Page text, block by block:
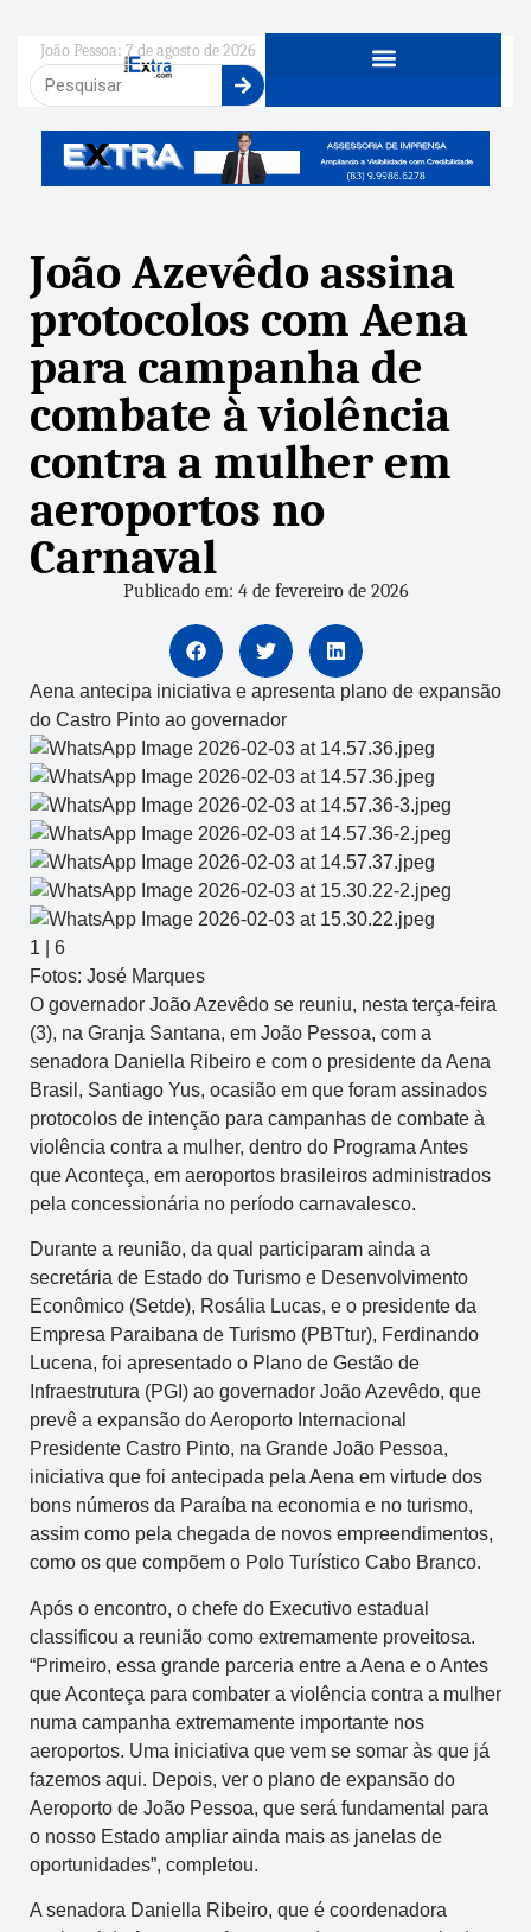
João Pessoa: 7 de agosto de 2026
João Azevêdo assina
protocolos com Aena
para campanha de
combate à violência
contra a mulher em
aeroportos no
Carnaval
Publicado em: 4 de fevereiro de 2026
Aena antecipa iniciativa e apresenta plano de expansão
do Castro Pinto ao governador
1
6
Fotos: José Marques
O governador João Azevêdo se reuniu, nesta terça-feira
(3), na Granja Santana, em João Pessoa, com a
senadora Daniella Ribeiro e com o presidente da Aena
Brasil, Santiago Yus, ocasião em que foram assinados
protocolos de intenção para campanhas de combate à
violência contra a mulher, dentro do Programa Antes
que Aconteça, em aeroportos brasileiros administrados
pela concessionária no período carnavalesco.
Durante a reunião, da qual participaram ainda a
secretária de Estado do Turismo e Desenvolvimento
Econômico (Setde), Rosália Lucas, e o presidente da
Empresa Paraibana de Turismo (PBTtur), Ferdinando
Lucena, foi apresentado o Plano de Gestão de
Infraestrutura (PGI) ao governador João Azevêdo, que
prevê a expansão do Aeroporto Internacional
Presidente Castro Pinto, na Grande João Pessoa,
iniciativa que foi antecipada pela Aena em virtude dos
bons números da Paraíba na economia e no turismo,
assim como pela chegada de novos empreendimentos,
como os que compõem o Polo Turístico Cabo Branco.
Após o encontro, o chefe do Executivo estadual
classificou a reunião como extremamente proveitosa.
“Primeiro, essa grande parceria entre a Aena e o Antes
que Aconteça para combater a violência contra a mulher
numa campanha extremamente importante nos
aeroportos. Uma iniciativa que vem se somar às que já
fazemos aqui. Depois, ver o plano de expansão do
Aeroporto de João Pessoa, que será fundamental para
o nosso Estado ampliar ainda mais as janelas de
oportunidades”, completou.
A senadora Daniella Ribeiro, que é coordenadora